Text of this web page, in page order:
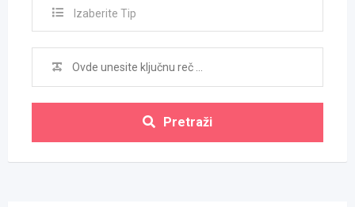
Izaberite Tip
Pretraži